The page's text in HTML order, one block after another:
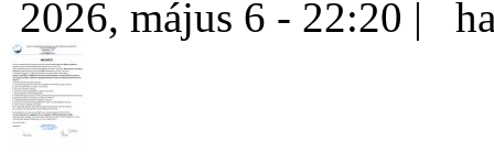
2026, május 6 - 22:20 |